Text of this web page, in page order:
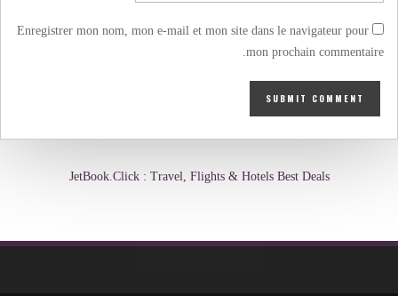
Enregistrer mon nom, mon e-mail et mon site dans le navigateur pour
mon prochain commentaire.
JetBook.Click : Travel, Flights & Hotels Best Deals